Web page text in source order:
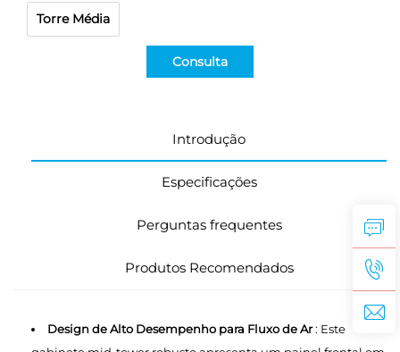
Torre Média
Consulta
Introdução
Especificações
Perguntas frequentes
Produtos Recomendados
Design de Alto Desempenho para Fluxo de Ar: Este